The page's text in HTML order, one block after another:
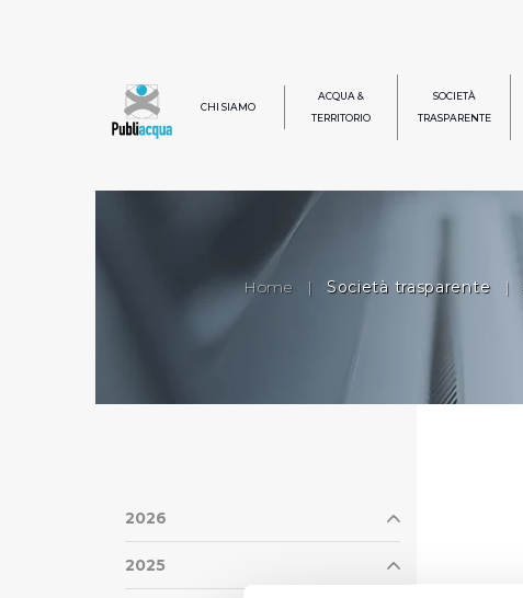
CHI SIAMO
ACQUA &
TERRITORIO
SOCIETÀ
TRASPARENTE
Home | Società trasparente |
2026
2025